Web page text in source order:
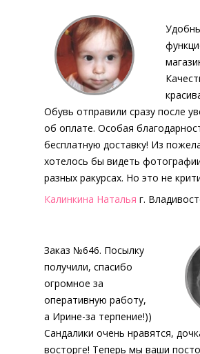
Обувь отправили сразу после
об оплате. Особая
бесплатную доставку! Из
хотелось бы видеть
разных ракурсах. Но это не
Калинкина Наталья г.
Заказ №646. Посылку
получили, спасибо
огромное за
оперативную работу,
а Ирине-за терпение!))
Сандалики очень нравятся,
восторге! Теперь мы ваши